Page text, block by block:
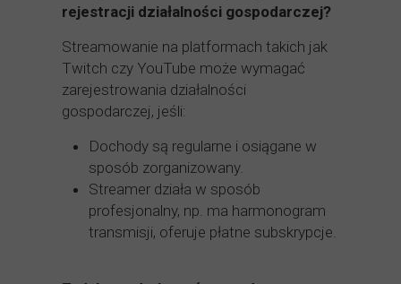
rejestracji działalności gospodarczej?
Streamowanie na platformach takich jak
Twitch czy YouTube może wymagać
zarejestrowania działalności
gospodarczej, jeśli:
Dochody są regularne i osiągane w
sposób zorganizowany.
Streamer działa w sposób
profesjonalny, np. ma harmonogram
transmisji, oferuje płatne subskrypcje.